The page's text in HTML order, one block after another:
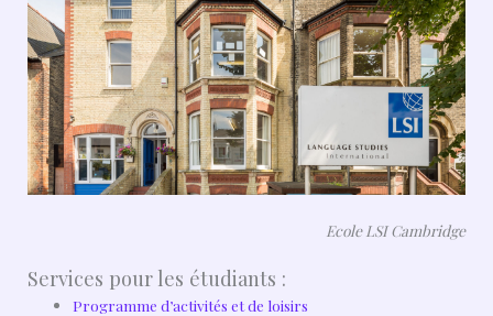
Ecole LSI Cambridge
Services pour les étudiants :
Programme d’activités et de loisirs